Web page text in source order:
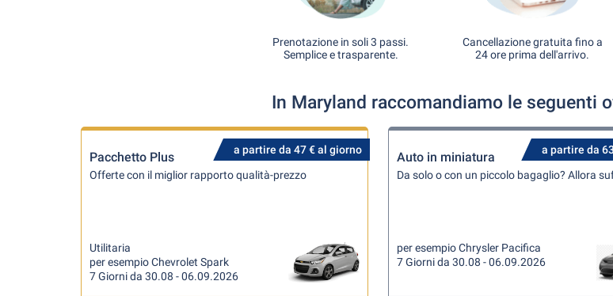
Prenotazione in soli 3 passi.
Semplice e trasparente.
Cancellazione gratuita fino a
24 ore prima dell'arrivo.
In Maryland raccomandiamo le seguenti
a partire da 47 € al giorno
Pacchetto Plus
Offerte con il miglior rapporto qualità-prezzo
Utilitaria
per esempio Chevrolet Spark
7 Giorni da 30.08 - 06.09.2026
a partire da
Auto in miniatura
Da solo o con un piccolo bagaglio? Allora
per esempio Chrysler Pacifica
7 Giorni da 30.08 - 06.09.2026